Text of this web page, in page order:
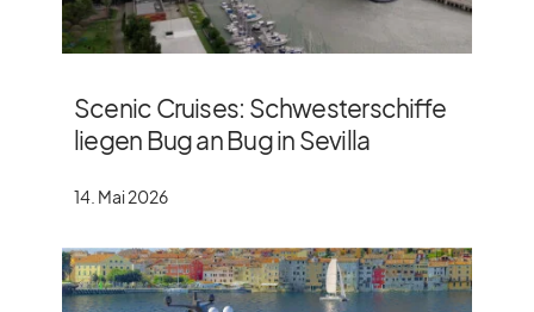
Scenic Cruises: Schwesterschiffe
liegen Bug an Bug in Sevilla
14. Mai 2026